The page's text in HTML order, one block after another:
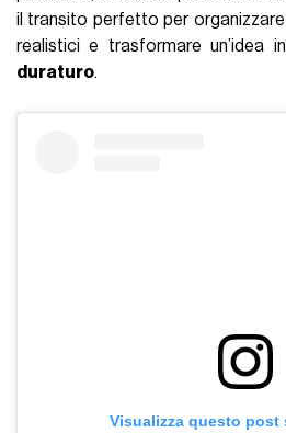
il transito perfetto per
realistici e trasformare un’idea
duraturo.
Visualizza questo post